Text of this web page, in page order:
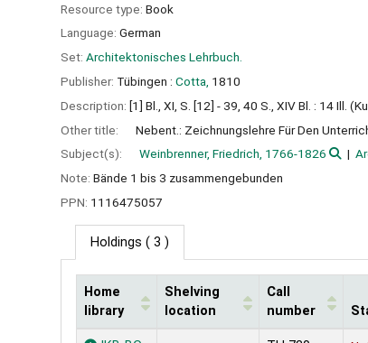
Resource type: Book
Language: German
Set: Architektonisches Lehrbuch.
Publisher: Tübingen : Cotta, 1810
Description: [1] Bl., XI, S. [12] - 39, 40 S., XIV Bl. : 14 Ill.
Other title:
Nebent.: Zeichnungslehre Für Den
Subject(s):
Weinbrenner, Friedrich, 1766-1826
Note: Bände 1 bis 3 zusammengebunden
PPN: 1116475057
Holdings ( 3 )
Holdings
Home
library
Shelving
location
Call
number